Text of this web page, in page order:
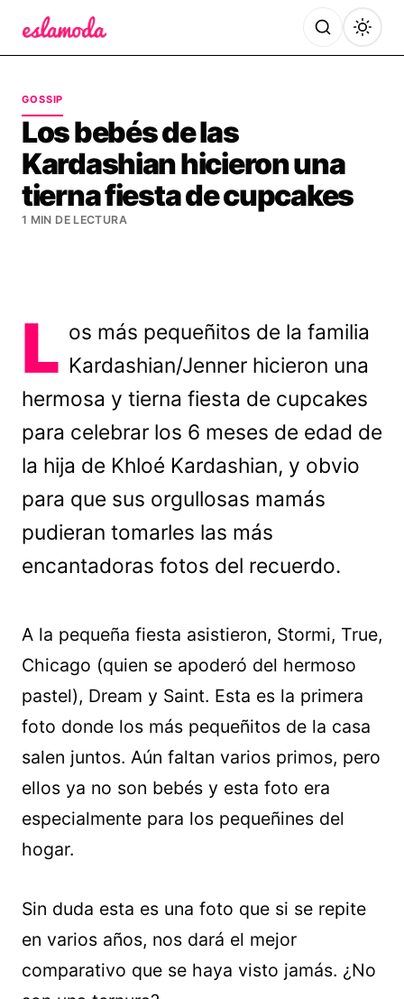
GOSSIP
Los bebés de las
Kardashian hicieron una
tierna fiesta de cupcakes
1 MIN DE LECTURA
L os más pequeñitos de la familia
Kardashian/Jenner hicieron una
hermosa y tierna fiesta de cupcakes
para celebrar los 6 meses de edad de
la hija de Khloé Kardashian, y obvio
para que sus orgullosas mamás
pudieran tomarles las más
encantadoras fotos del recuerdo.
A la pequeña fiesta asistieron, Stormi, True,
Chicago (quien se apoderó del hermoso
pastel), Dream y Saint. Esta es la primera
foto donde los más pequeñitos de la casa
salen juntos. Aún faltan varios primos, pero
ellos ya no son bebés y esta foto era
especialmente para los pequeñines del
hogar.
Sin duda esta es una foto que si se repite
en varios años, nos dará el mejor
comparativo que se haya visto jamás. ¿No